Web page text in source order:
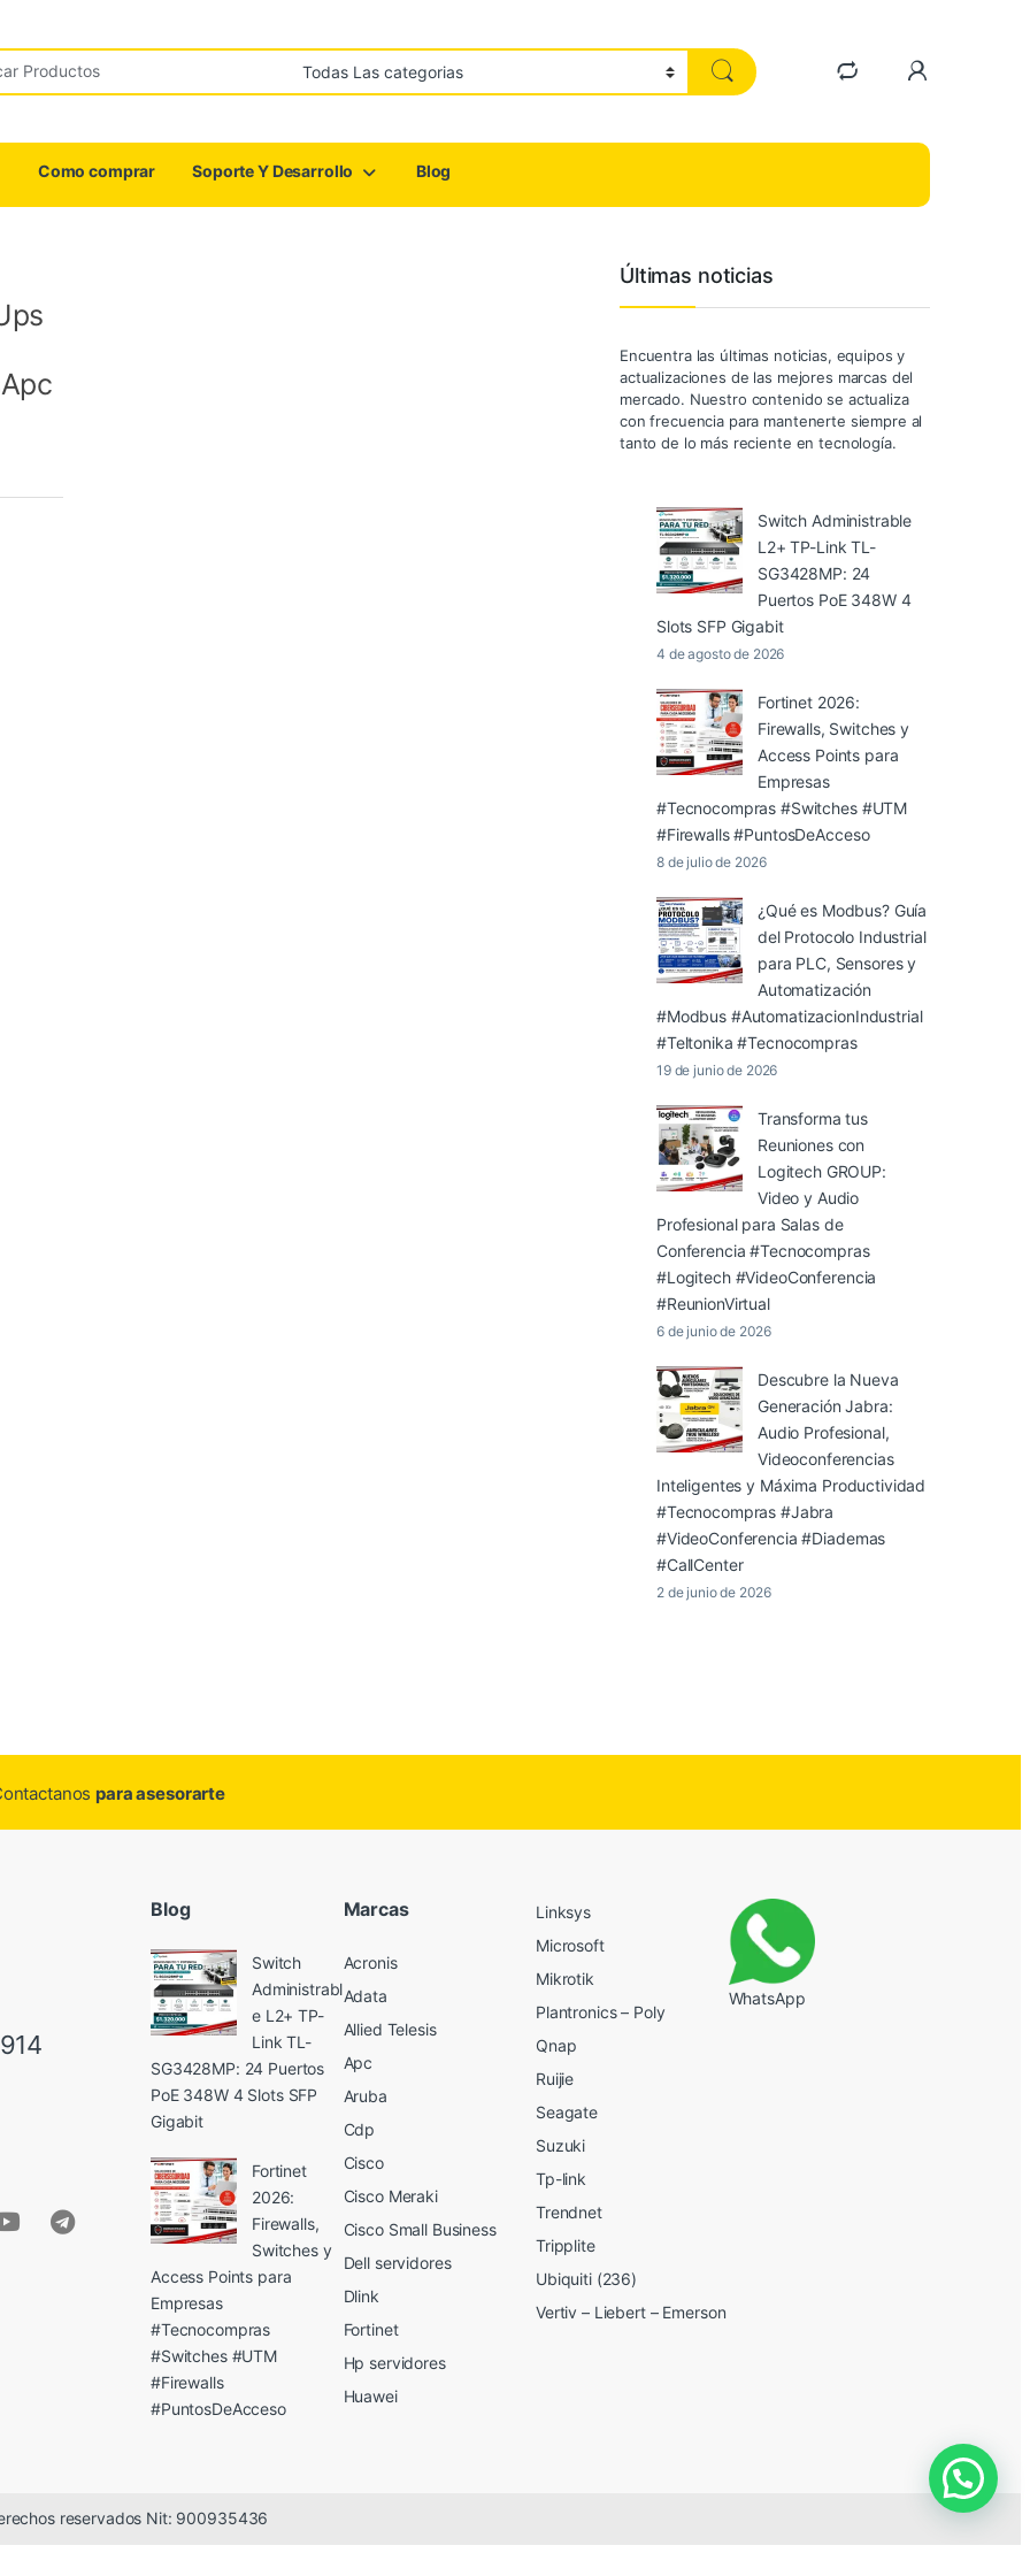
Como comprar Soporte Y Desarrollo Blog
Últimas noticias
Encuentra las últimas noticias, equipos y
actualizaciones de las mejores marcas del
mercado. Nuestro contenido se actualiza
con frecuencia para mantenerte siempre al
tanto de lo más reciente en tecnología.
Switch Administrable
L2+ TP-Link TL-
SG3428MP: 24
Puertos PoE 348W 4
Slots SFP Gigabit
4 de agosto de 2026
Fortinet 2026:
Firewalls, Switches y
Access Points para
Empresas
#Tecnocompras #Switches #UTM
#Firewalls #PuntosDeAcceso
8 de julio de 2026
¿Qué es Modbus? Guía
del Protocolo Industrial
para PLC, Sensores y
Automatización
#Modbus #AutomatizacionIndustrial
#Teltonika #Tecnocompras
19 de junio de 2026
Transforma tus
Reuniones con
Logitech GROUP:
Video y Audio
Profesional para Salas de
Conferencia #Tecnocompras
#Logitech #VideoConferencia
#ReunionVirtual
6 de junio de 2026
Descubre la Nueva
Generación Jabra:
Audio Profesional,
Videoconferencias
Inteligentes y Máxima Productividad
#Tecnocompras #Jabra
#VideoConferencia #Diademas
#CallCenter
2 de junio de 2026
para asesorarte
Blog
Switch
Administrabl
e L2+ TP-
Link TL-
SG3428MP: 24 Puertos
PoE 348W 4 Slots SFP
Gigabit
Fortinet
2026:
Firewalls,
Switches y
Access Points para
Empresas
#Tecnocompras
#Switches #UTM
#Firewalls
#PuntosDeAcceso
Marcas
Acronis
Adata
Allied Telesis
Apc
Aruba
Cdp
Cisco
Cisco Meraki
Cisco Small Business
Dell servidores
Dlink
Fortinet
Hp servidores
Huawei
Linksys
Microsoft
Mikrotik
Plantronics – Poly
Qnap
Ruijie
Seagate
Suzuki
Tp-link
Trendnet
Tripplite
Ubiquiti (236)
Vertiv – Liebert – Emerson
WhatsApp
reservados Nit: 900935436